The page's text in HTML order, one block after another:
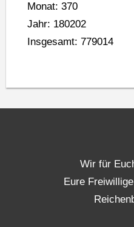
Monat: 370
Jahr: 180202
Insgesamt: 779014
Wir für
Eure